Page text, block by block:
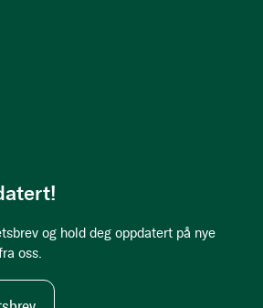
og hold deg oppdatert på nye
oss.